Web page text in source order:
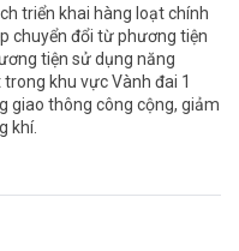
triển khai hàng loạt chính
chuyển đổi từ phương tiện
tiện sử dụng năng
khu vực Vành đai 1
giao thông công cộng, giảm
khí.